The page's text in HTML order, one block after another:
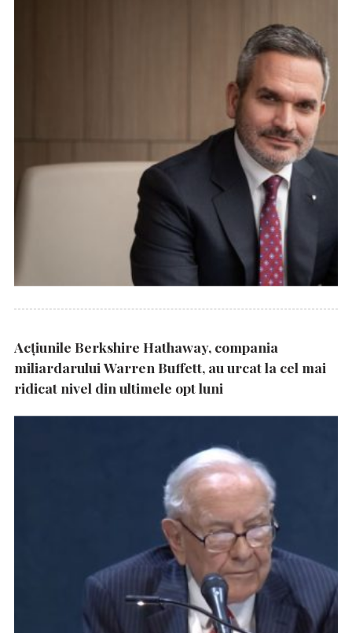
Acțiunile Berkshire Hathaway, compania
miliardarului Warren Buffett, au urcat la cel mai
ridicat nivel din ultimele opt luni